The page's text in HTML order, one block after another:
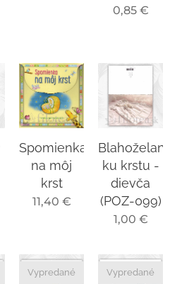
0,85€
Spomienka
na môj
krst
11,40 €
ku krstu -
dievča
(POZ-099)
1,00 €
Vypredané Vypredané